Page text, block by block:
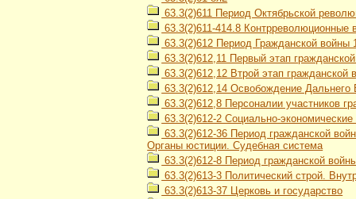
63.3(2)611 Период Октябрьской
63.3(2)611-414.8 Контрреволюционные
63.3(2)612 Период Гражданской войны
63.3(2)612,11 Первый этап
63.3(2)612,12 Втрой этап гражданской
63.3(2)612,14 Освобождение Дальнего
63.3(2)612,8 Персоналии участников
63.3(2)612-2 Социально-
63.3(2)612-36 Период гражданской
Органы юстиции. Судебная система
63.3(2)612-8 Период гражданской
63.3(2)613-3 Политический строй.
63.3(2)613-37 Церковь и государство